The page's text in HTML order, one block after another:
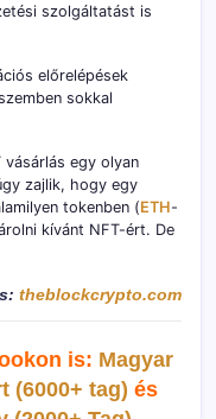
szolgáltatást is
előrelépések
sokkal
egy olyan
zajlik, hogy egy
tokenben (ETH-
kívánt NFT-ért. De
theblockcrypto.com
is: Magyar
(6000+ tag) és